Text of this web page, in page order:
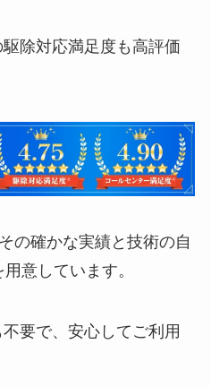
除対応満足度も高評価
の確かな実績と技術の自
用意しています。
要で、安心してご利用